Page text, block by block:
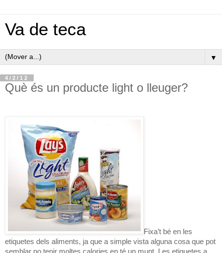
Va de teca
▼
4/2/12
Què és un producte light o lleuger?
Fixa’t bé en les
etiquetes dels aliments, ja que a simple vista alguna cosa que pot
semblar no tenir moltes calories en té un munt. Les etiquetes a